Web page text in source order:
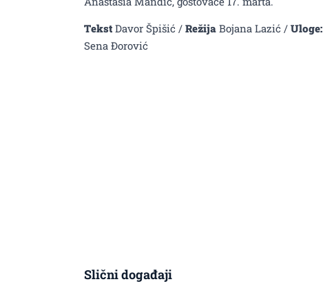
Tekst Davor Špišić / Režija Bojana Lazić / Uloge:
Sena Đorović
Slični događaji